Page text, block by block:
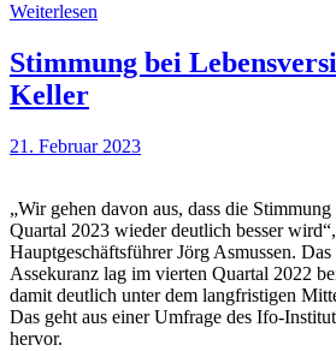
Weiterlesen
Stimmung bei
Keller
21. Februar 2023
„Wir gehen davon aus, dass die
Quartal 2023 wieder deutlich besser
Hauptgeschäftsführer Jörg Asmussen.
Assekuranz lag im vierten Quartal 2022
damit deutlich unter dem langfristigen
Das geht aus einer Umfrage des Ifo-
hervor.